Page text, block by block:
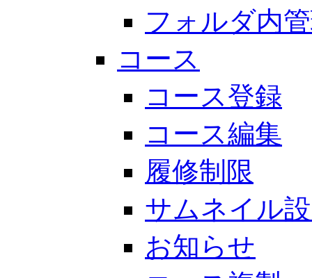
フォルダ内
コース
コース登録
コース編集
履修制限
サムネイル
お知らせ